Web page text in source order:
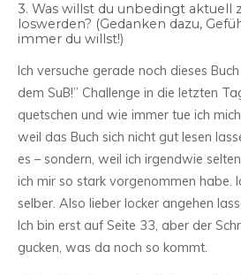
3. Was willst du unbedingt aktuell
loswerden? (Gedanken dazu,
immer du willst!)
Ich versuche gerade noch dieses
dem SuB!” Challenge in die letzten
quetschen und wie immer tue ich
weil das Buch sich nicht gut lesen
es – sondern, weil ich irgendwie
ich mir so stark vorgenommen habe.
selber. Also lieber locker angehen
Ich bin erst auf Seite 33, aber der
gucken, was da noch so kommt.